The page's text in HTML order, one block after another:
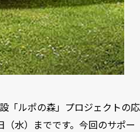
「ルポの森」プロジェクトの応
水）までです。今回のサポー